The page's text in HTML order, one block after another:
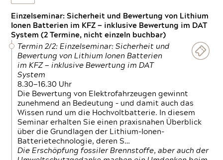
Einzelseminar: Sicherheit und Bewertung von Lithium
Ionen Batterien im KFZ — inklusive Bewertung im DAT
System (2 Termine, nicht einzeln buchbar)
Termin 2/2: Einzelseminar: Sicherheit und
Bewertung von Lithium Ionen Batterien
im KFZ — inklusive Bewertung im DAT
System
8.30—16.30 Uhr
Die Bewertung von Elektrofahrzeugen gewinnt
zunehmend an Bedeutung – und damit auch das
Wissen rund um die Hochvoltbatterie. In diesem
Seminar erhalten Sie einen praxisnahen Überblick
über die Grundlagen der Lithium-Ionen-
Batterietechnologie, deren S…
Die Erschöpfung fossiler Brennstoffe, aber auch der